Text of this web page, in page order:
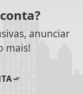
anunciar
mais!